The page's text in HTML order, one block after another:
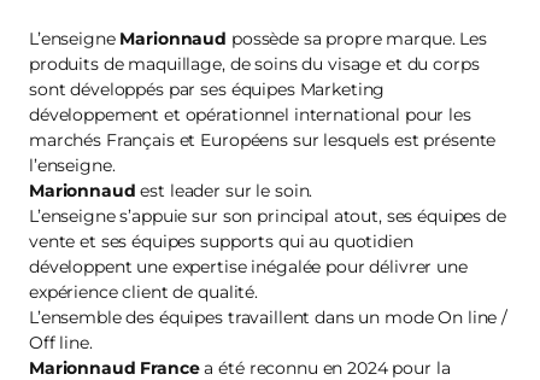
L’enseigne Marionnaud possède sa propre marque. Les
produits de maquillage, de soins du visage et du corps
sont développés par ses équipes Marketing
développement et opérationnel international pour les
marchés Français et Européens sur lesquels est présente
l’enseigne.
Marionnaud est leader sur le soin.
L’enseigne s’appuie sur son principal atout, ses équipes de
vente et ses équipes supports qui au quotidien
développent une expertise inégalée pour délivrer une
expérience client de qualité.
L’ensemble des équipes travaillent dans un mode On line /
Off line.
Marionnaud Francea été reconnu en 2024 pour la